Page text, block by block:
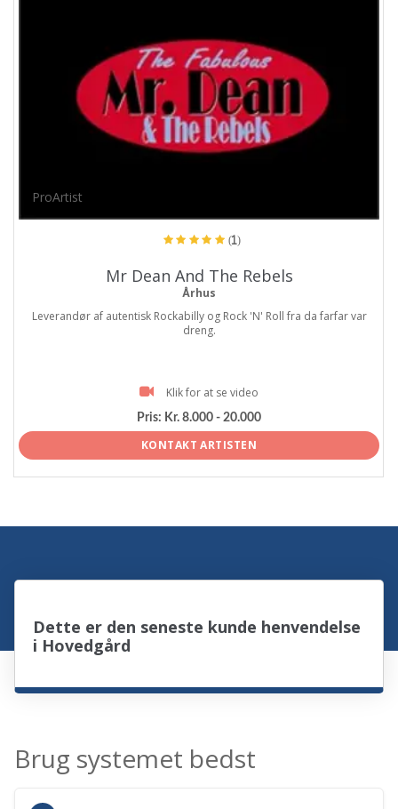
ProArtist
(1)
Mr Dean And The Rebels
Århus
Leverandør af autentisk Rockabilly og Rock 'N' Roll fra da farfar var
dreng.
Klik for at se video
Pris: Kr. 8.000 - 20.000
KONTAKT ARTISTEN
Dette er den seneste kunde henvendelse
i Hovedgård
Brug systemet bedst